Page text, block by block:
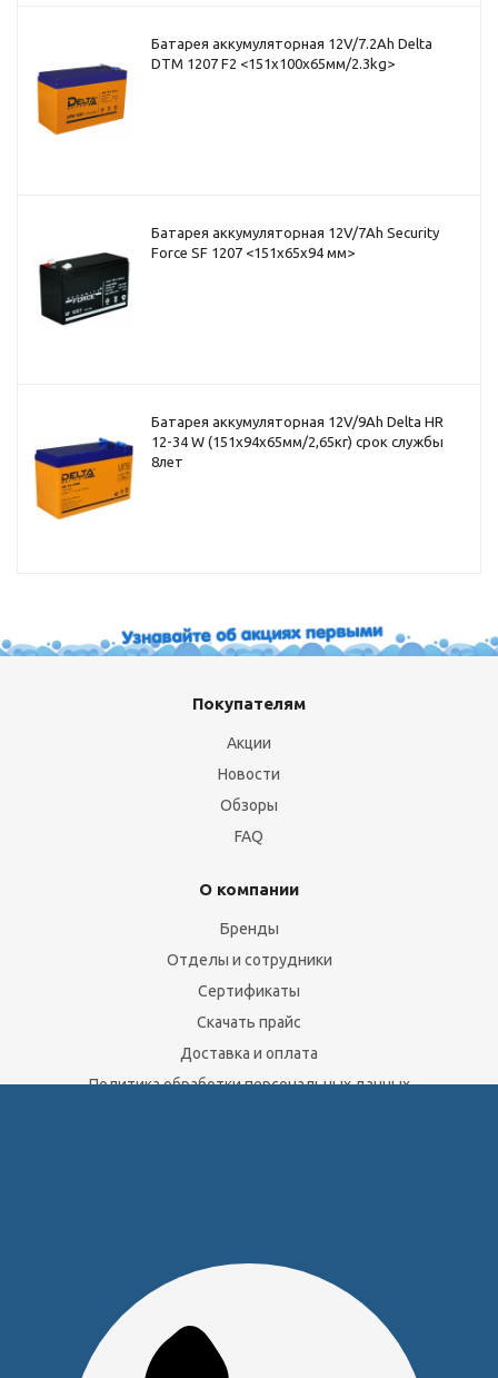
Батарея аккумуляторная 12V/7.2Ah Delta
DTM 1207 F2 <151x100x65мм/2.3kg>
Батарея аккумуляторная 12V/7Ah Security
Force SF 1207 <151x65x94 мм>
Батарея аккумуляторная 12V/9Ah Delta HR
12-34 W (151x94x65мм/2,65кг) срок службы
8лет
Покупателям
Акции
Новости
Обзоры
FAQ
О компании
Бренды
Отделы и сотрудники
Сертификаты
Скачать прайс
Доставка и оплата
Политика обработки персональных данных
Оставайтесь на связи